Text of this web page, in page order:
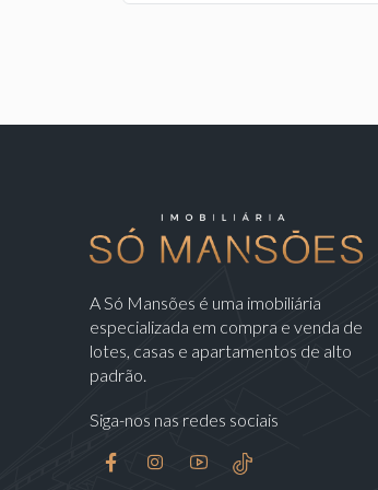
A Só Mansões é uma imobiliária
especializada em compra e venda de
lotes, casas e apartamentos de alto
padrão.
Siga-nos nas redes sociais